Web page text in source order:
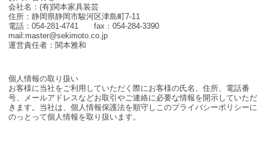
会社名：(有)関本家具装芸
住所：静岡県静岡市駿河区津島町7-11
電話：054-281-4741 fax：054-284-3390
mail:master@sekimoto.co.jp
運営責任者：関本雅和
個人情報の取り扱い
お客様に当社をご利用していただく際にお客様の氏名、住所、電話番
号、メールアドレスなどお取引やご連絡に必要な情報を開示していただ
きます。当社は、個人情報保護法を順守しこのプライバシーポリシーに
のっとって個人情報を取り扱います。